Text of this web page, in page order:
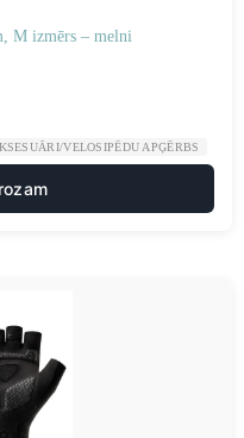
M izmērs – melni
VELOSIPĒDU APĢĒRBS